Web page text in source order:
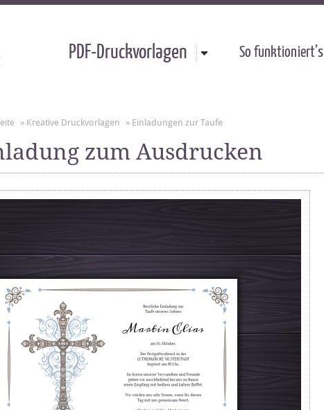
PDF-Druckvorlagen So funktioniert’s
» Kreative Druckvorlagen » Einladungen zur Taufe
zum Ausdrucken